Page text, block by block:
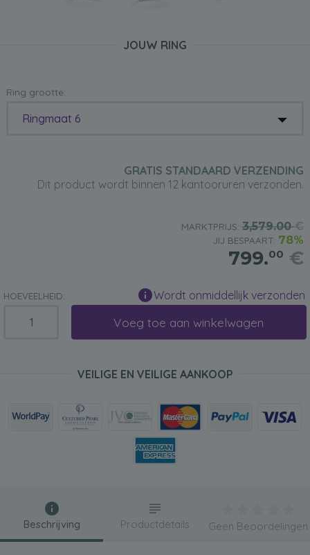
JOUW RING
Ring grootte:
Ringmaat 6
GRATIS STANDAARD VERZENDING
Dit product wordt binnen 12 kantooruren verzonden.
MARKTPRIJS: 3,579.00€
JIJ BESPAART: 78%
799.00 €
HOEVEELHEID: Wordt onmiddellijk verzonden
Voeg toe aan winkelwagen
VEILIGE EN VEILIGE AANKOOP
Beschrijving Productdetails Geen Beoordelingen